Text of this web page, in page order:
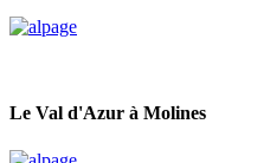
Le Val d'Azur à Molines